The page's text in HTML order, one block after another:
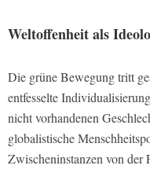
Weltoffenheit als
Die grüne Bewegung tritt
entfesselte
nicht vorhandenen
globalistische
Zwischeninstanzen von der